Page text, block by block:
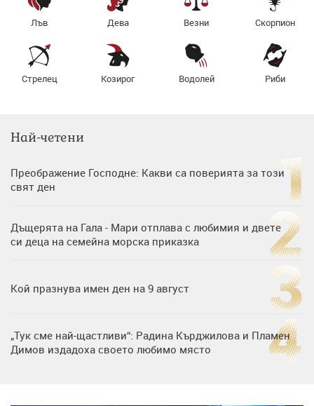
Лъв Дева Везни Скорпион
Стрелец Козирог Водолей Риби
Най-четени
Преображение Господне: Какви са поверията за този
свят ден
Дъщерята на Гала - Мари отплава с любимия и двете
си деца на семейна морска приказка
Кой празнува имен ден на 9 август
„Тук сме най-щастливи“: Радина Кърджилова и Пламен
Димов издадоха своето любимо място
Братя Аргирови я изненадаха с песен